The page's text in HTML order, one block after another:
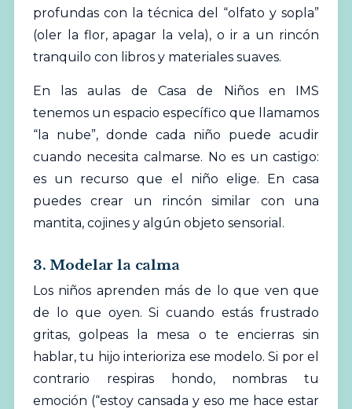
profundas con la técnica del “olfato y sopla”
(oler la flor, apagar la vela), o ir a un rincón
tranquilo con libros y materiales suaves.
En las aulas de Casa de Niños en IMS
tenemos un espacio específico que llamamos
“la nube”, donde cada niño puede acudir
cuando necesita calmarse. No es un castigo:
es un recurso que el niño elige. En casa
puedes crear un rincón similar con una
mantita, cojines y algún objeto sensorial.
3. Modelar la calma
Los niños aprenden más de lo que ven que
de lo que oyen. Si cuando estás frustrado
gritas, golpeas la mesa o te encierras sin
hablar, tu hijo interioriza ese modelo. Si por el
contrario respiras hondo, nombras tu
emoción (“estoy cansada y eso me hace estar